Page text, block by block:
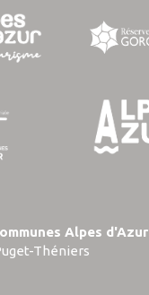
Alpes d'Azur
Théniers